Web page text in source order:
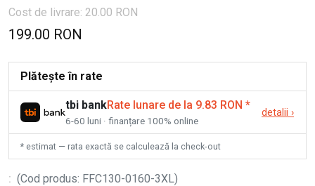
Cost de livrare: 20.00 RON
199.00 RON
Plătește în rate
tbi bankRate lunare de la 9.83 RON *
6-60 luni · finanțare 100% online
detalii ›
* estimat — rata exactă se calculează la check-out
: (Cod produs: FFC130-0160-3XL)